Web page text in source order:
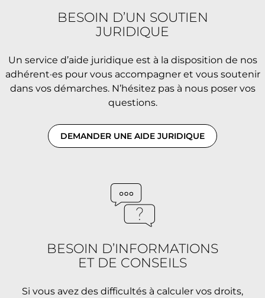
BESOIN D’UN SOUTIEN
JURIDIQUE
Un service d’aide juridique est à la disposition de nos
adhérent·es pour vous accompagner et vous soutenir
dans vos démarches. N’hésitez pas à nous poser vos
questions.
DEMANDER UNE AIDE JURIDIQUE
BESOIN D’INFORMATIONS
ET DE CONSEILS
Si vous avez des difficultés à calculer vos droits,